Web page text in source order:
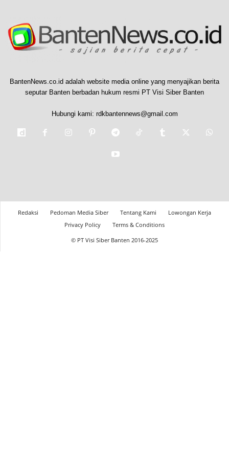
BantenNews.co.id adalah website media online yang menyajikan berita
seputar Banten berbadan hukum resmi PT Visi Siber Banten
Hubungi kami: rdkbantennews@gmail.com
Redaksi Pedoman Media Siber Tentang Kami
Lowongan Kerja
Privacy Policy
Terms & Conditions
© PT Visi Siber Banten 2016-2025